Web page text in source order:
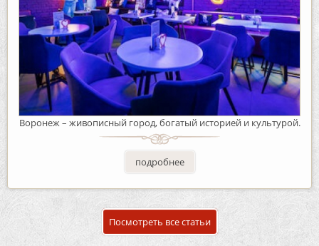
Воронеж – живописный город, богатый историей и культурой.
подробнее
Посмотреть все статьи